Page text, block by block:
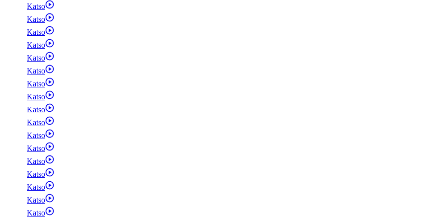
Katso
Katso
Katso
Katso
Katso
Katso
Katso
Katso
Katso
Katso
Katso
Katso
Katso
Katso
Katso
Katso
Katso